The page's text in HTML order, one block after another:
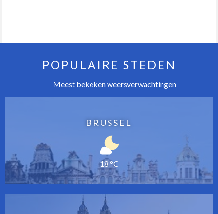
POPULAIRE STEDEN
Meest bekeken weersverwachtingen
BRUSSEL
18 °C